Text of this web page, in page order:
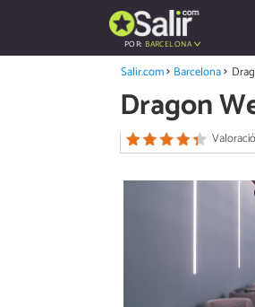
POR:BARCELONA
Salir.com Barcelona
Dragon